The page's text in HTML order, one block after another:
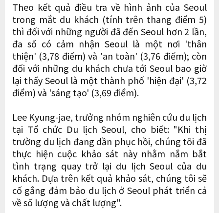
Theo kết quả điều tra về hình ảnh của Seoul
trong mắt du khách (tính trên thang điểm 5)
thì đối với những người đã đến Seoul hơn 2 lần,
đa số có cảm nhận Seoul là một nơi 'thân
thiện' (3,78 điểm) và 'an toàn' (3,76 điểm); còn
đối với những du khách chưa tới Seoul bao giờ
lại thấy Seoul là một thành phố 'hiện đại' (3,72
điểm) và 'sáng tạo' (3,69 điểm).
Lee Kyung-jae, trưởng nhóm nghiên cứu du lịch
tại Tổ chức Du lịch Seoul, cho biết: "Khi thị
trường du lịch đang dần phục hồi, chúng tôi đã
thực hiện cuộc khảo sát này nhằm nắm bắt
tình trạng quay trở lại du lịch Seoul của du
khách. Dựa trên kết quả khảo sát, chúng tôi sẽ
cố gắng đảm bảo du lịch ở Seoul phát triển cả
về số lượng và chất lượng".